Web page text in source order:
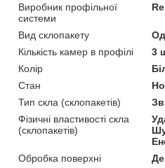
Виробник профільної
системи
Вид склопакету
Кількість камер в профілі
3
Колір
Стан
Тип скла (склопакетів)
Фізичні властивості скла
(склопакетів)
Обробка поверхні